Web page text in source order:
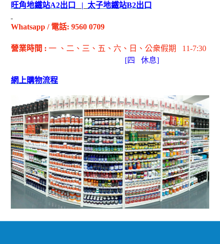
旺角地鐵站A2出 口 | 太子地鐵站B2出 口
Whatsapp / 電話: 9560 0709
營業時間 : 一 、二、三、五 、六 、日 、公衆假期
11-7:30
[四 休息]
網上購物流程